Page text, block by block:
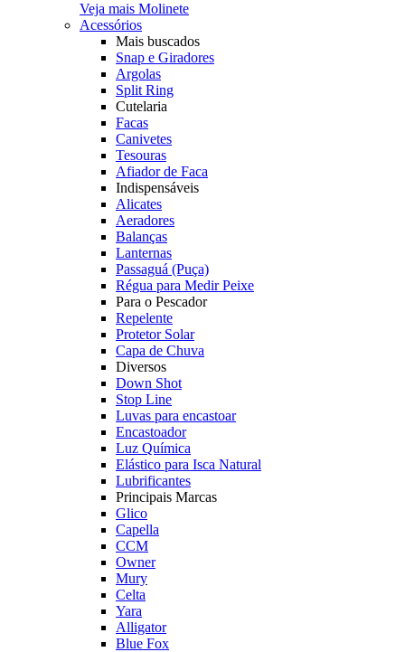
Veja mais Molinete
Acessórios
Mais buscados
Snap e Giradores
Argolas
Split Ring
Cutelaria
Facas
Canivetes
Tesouras
Afiador de Faca
Indispensáveis
Alicates
Aeradores
Balanças
Lanternas
Passaguá (Puça)
Régua para Medir Peixe
Para o Pescador
Repelente
Protetor Solar
Capa de Chuva
Diversos
Down Shot
Stop Line
Luvas para encastoar
Encastoador
Luz Química
Elástico para Isca Natural
Lubrificantes
Principais Marcas
Glico
Capella
CCM
Owner
Mury
Celta
Yara
Alligator
Blue Fox